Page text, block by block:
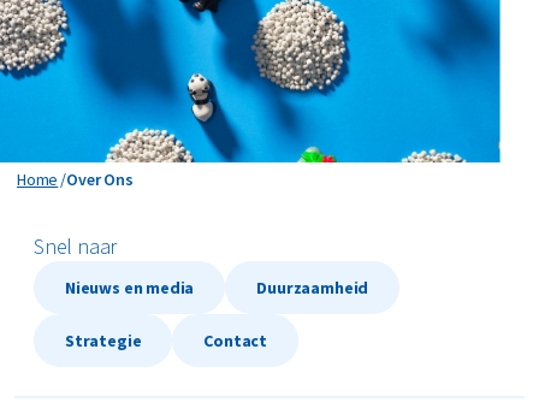
Circular Reality Scan
Contact
Home Over Ons
Over Ons
Snel naar
Nieuws en media Duurzaamheid
Strategie Contact